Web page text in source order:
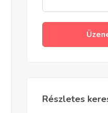
Részletes